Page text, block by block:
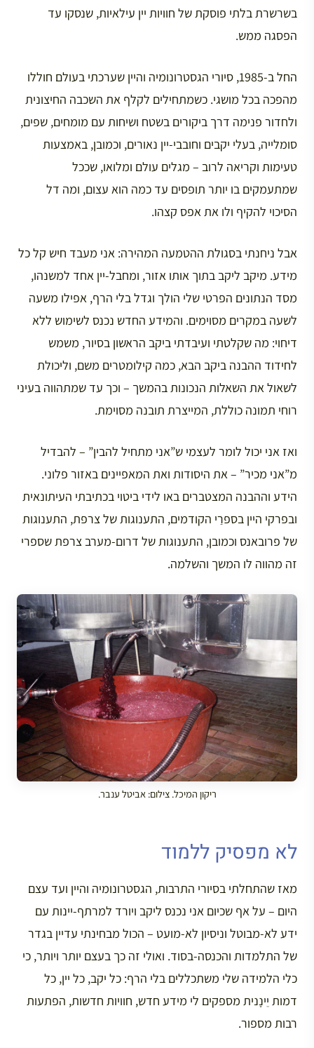
בשרשרת בלתי פוסקת של חוויות יין עילאיות, שנסקו עד
הפסגה ממש.
החל ב-1985, סיורי הגסטרונומיה והיין שערכתי בעולם חוללו
מהפכה בכל מושגי. כשמתחילים לקלף את השכבה החיצונית
ולחדור פנימה דרך ביקורים בשטח ושיחות עם מומחים, שפים,
סומלייה, בעלי יקבים וחובבי-יין נאורים, וכמובן, באמצעות
טעימות וקריאה לרוב – מגלים עולם ומלואו, שככל
שמתעמקים בו יותר תופסים עד כמה הוא עצום, ומה דל
הסיכוי להקיף ולו את אפס קצהו.
אבל ניחנתי בסגולת ההטמעה המהירה: אני מעבד חיש קל כל
מידע. מיקב ליקב בתוך אותו אזור, ומחבל-יין אחד למשנהו,
מסד הנתונים הפרטי שלי הולך וגדל בלי הרף, אפילו משעה
לשעה במקרים מסוימים. והמידע החדש נכנס לשימוש ללא
דיחוי: מה שקלטתי ועיבדתי ביקב הראשון בסיור, משמש
לחידוד ההבנה ביקב הבא, כמה קילומטרים משם, וליכולת
לשאול את השאלות הנכונות בהמשך – וכך עד שמתהווה בעיני
רוחי תמונה כוללת, המייצרת תובנה מסוימת.
ואז אני יכול לומר לעצמי ש”אני מתחיל להבין” – להבדיל
מ”אני מכיר” – את היסודות ואת המאפיינים באזור פלוני.
הידע וההבנה המצטברים באו לידי ביטוי בכתיבתי העיתונאית
ובפרקי היין בספרַי הקודמים, התענוגות של צרפת, התענוגות
של פרובאנס וכמובן, התענוגות של דרום-מערב צרפת שספרי
זה מהווה לו המשך והשלמה.
ריקון המיכל. צילום: אביטל ענבר.
לא מפסיק ללמוד
מאז שהתחלתי בסיורי התרבות, הגסטרונומיה והיין ועד עצם
היום – על אף שכיום אני נכנס ליקב ויורד למרתף-יינות עם
ידע לא-מבוטל וניסיון לא-מועט – הכול מבחינתי עדיין בגדר
של התלמדות והכנסה-בסוד. ואולי זה כך בעצם יותר ויותר, כי
כלי הלמידה שלי משתכללים בלי הרף: כל יקב, כל יין, כל
דמות יֵינָנית מספקים לי מידע חדש, חוויות חדשות, הפתעות
רבות מספור.